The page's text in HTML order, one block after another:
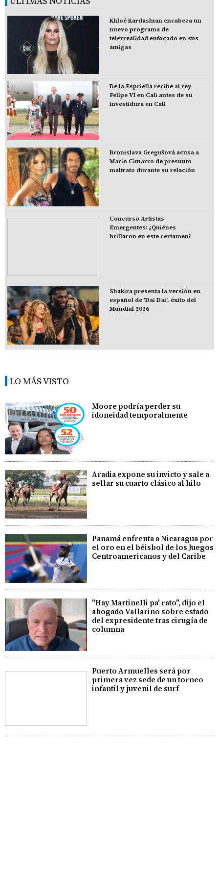
Khloé Kardashian encabeza un
nuevo programa de
telerrealidad enfocado en sus
amigas
De la Espriella recibe al rey
Felipe VI en Cali antes de su
investidura en Cali
Bronislava Gregušová acusa a
Mario Cimarro de presunto
maltrato durante su relación
Concurso Artistas
Emergentes: ¿Quiénes
brillaron en este certamen?
Shakira presenta la versión en
español de 'Dai Dai', éxito del
Mundial 2026
LO MÁS VISTO
Moore podría perder su
idoneidad temporalmente
Aradia expone su invicto y sale a
sellar su cuarto clásico al hilo
Panamá enfrenta a Nicaragua por
el oro en el béisbol de los Juegos
Centroamericanos y del Caribe
"Hay Martinelli pa' rato", dijo el
abogado Vallarino sobre estado
del expresidente tras cirugía de
columna
Puerto Armuelles será por
primera vez sede de un torneo
infantil y juvenil de surf